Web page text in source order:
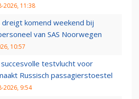
2026, 11:38
dreigt komend weekend bij
van SAS Noorwegen
10:57
testvlucht voor
Russisch passagierstoestel
2026, 9:54